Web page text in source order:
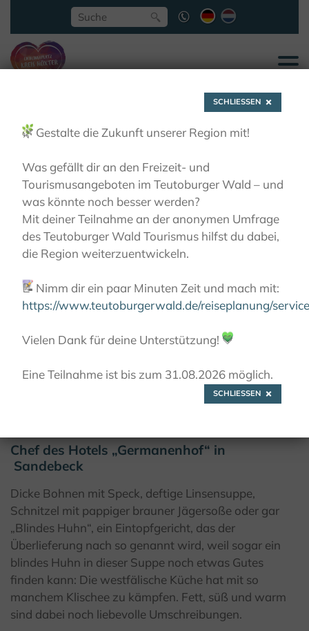
Ingo Seidensticker
LIEBLINGSPLÄTZE
ECHTE ORIGINALE - DAS BESTE
AUS DER REGION
Chef des Hotels „Germanenhof“ in
Sandebeck
Dicke Bohnen mit Speck, deftige Linsensuppe,
Schnitzel mit pappiger brauner Jägersoße oder gar
„Blindes Huhn“, ein Eintopfgericht, das der
Überlieferung nach so genannt wird, weil sogar ein
blindes Huhn in dieser Suppe noch etwas Gutes
finden kann: Die westfälische Küche hat mit so
manchem Klischee zu kämpfen. Fett, süß und warm
sind dabei noch liebevolle Umschreibungen.
SCHLIESSEN
🌿 Gestalte die Zukunft unserer Region mit!
Was gefällt dir an den Freizeit- und
Tourismusangeboten im Teutoburger Wald – und
was könnte noch besser werden?
Mit deiner Teilnahme an der anonymen Umfrage
des Teutoburger Wald Tourismus hilfst du dabei,
die Region weiterzuentwickeln.
📝 Nimm dir ein paar Minuten Zeit und mach mit:
https://www.teutoburgerwald.de/reiseplanung/
Vielen Dank für deine Unterstützung! 💚
Eine Teilnahme ist bis zum 31.08.2026 möglich.
SCHLIESSEN